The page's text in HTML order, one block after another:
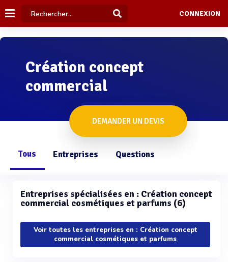
CONNEXION
Création concept
commercial
DEMANDER UN DEVIS
Tous Entreprises Questions
Entreprises spécialisées en : Création concept
commercial cosmétiques et parfums (6)
Voir toutes les entreprises en : Création concept
commercial cosmétiques et parfums